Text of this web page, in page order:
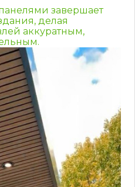
завершает
делая
аккуратным,